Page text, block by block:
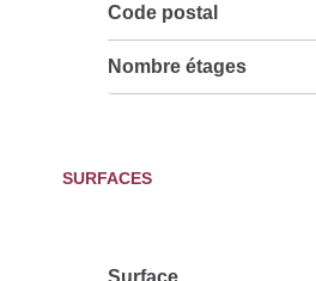
Code postal
Nombre étages
SURFACES
Surface